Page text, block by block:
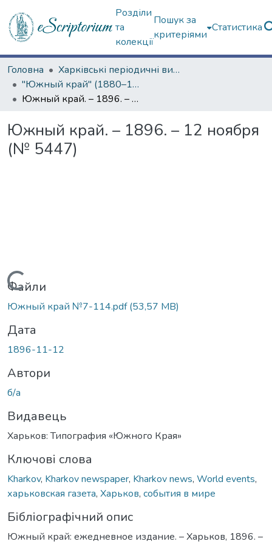
Розділи
та
колекції
Пошук за
критеріями
Статистика
Головна
Харківські періодичні видання
"Южный край" (1880–1919 гг.)
Южный край. – 1896. – 12 ноября (№ 5447)
Южный край. – 1896. – 12 ноября
(№ 5447)
Вантажиться...
Файли
Южный край №7-114.pdf(53,57 MB)
Дата
1896-11-12
Автори
б/а
Видавець
Харьков: Типография «Южного Края»
Ключові слова
Kharkov, Kharkov newspaper, Kharkov news, World events,
харьковская газета, Харьков, события в мире
Бібліографічний опис
Южный край: ежедневное издание. – Харьков, 1896. –